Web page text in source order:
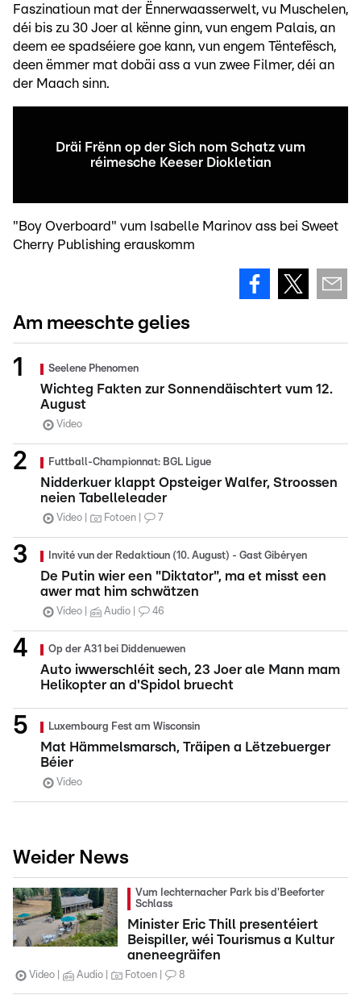
Faszinatioun mat der Ënnerwaasserwelt, vu Muschelen,
déi bis zu 30 Joer al kënne ginn, vun engem Palais, an
deem ee spadséiere goe kann, vun engem Tëntefësch,
deen ëmmer mat dobäi ass a vun zwee Filmer, déi an
der Maach sinn.
Dräi Frënn op der Sich nom Schatz vum
réimesche Keeser Diokletian
"Boy Overboard" vum Isabelle Marinov ass bei Sweet
Cherry Publishing erauskomm
Am meeschte gelies
Seelene Phenomen
Wichteg Fakten zur Sonnendäischtert vum 12.
August
Video
Futtball-Championnat: BGL Ligue
Nidderkuer klappt Opsteiger Walfer, Stroossen
neien Tabelleleader
Video Fotoen 7
Invité vun der Redaktioun (10. August) - Gast Gibéryen
De Putin wier een "Diktator", ma et misst een
awer mat him schwätzen
Video Audio 46
Op der A31 bei Diddenuewen
Auto iwwerschléit sech, 23 Joer ale Mann mam
Helikopter an d'Spidol bruecht
Luxembourg Fest am Wisconsin
Mat Hämmelsmarsch, Träipen a Lëtzebuerger
Béier
Video
Weider News
Vum Iechternacher Park bis d'Beeforter
Schlass
Minister Eric Thill presentéiert
Beispiller, wéi Tourismus a Kultur
aneneegräifen
Video Audio Fotoen 8